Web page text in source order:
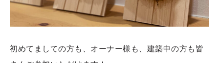
初めてましての方も、オーナー様も、建築中の方も皆